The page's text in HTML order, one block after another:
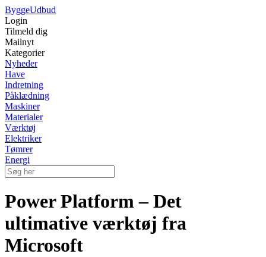
ByggeUdbud
Login
Tilmeld dig
Mailnyt
Kategorier
Nyheder
Have
Indretning
Påklædning
Maskiner
Materialer
Værktøj
Elektriker
Tømrer
Energi
Power Platform – Det
ultimative værktøj fra
Microsoft